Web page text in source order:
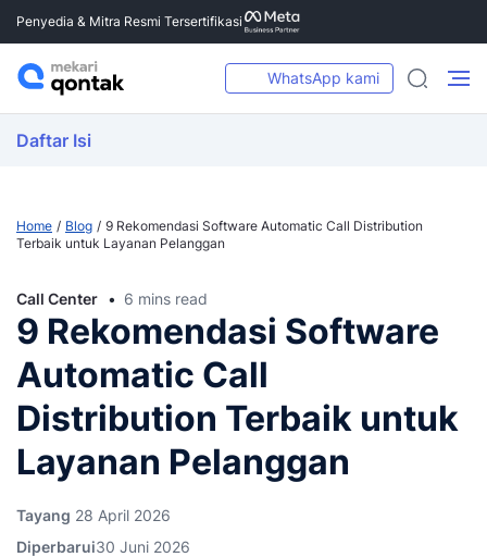
Penyedia & Mitra Resmi Tersertifikasi
WhatsApp kami
Daftar Isi
Home Blog
9 Rekomendasi Software Automatic Call Distribution
Terbaik untuk Layanan Pelanggan
Call Center 6 mins read
9 Rekomendasi Software
Automatic Call
Distribution Terbaik untuk
Layanan Pelanggan
Tayang 28 April 2026
Diperbarui30 Juni 2026